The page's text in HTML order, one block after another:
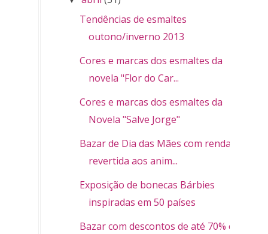
Tendências de esmaltes
outono/inverno 2013
Cores e marcas dos esmaltes da
novela "Flor do Car...
Cores e marcas dos esmaltes da
Novela "Salve Jorge"
Bazar de Dia das Mães com renda
revertida aos anim...
Exposição de bonecas Bárbies
inspiradas em 50 países
Bazar com descontos de até 70% em